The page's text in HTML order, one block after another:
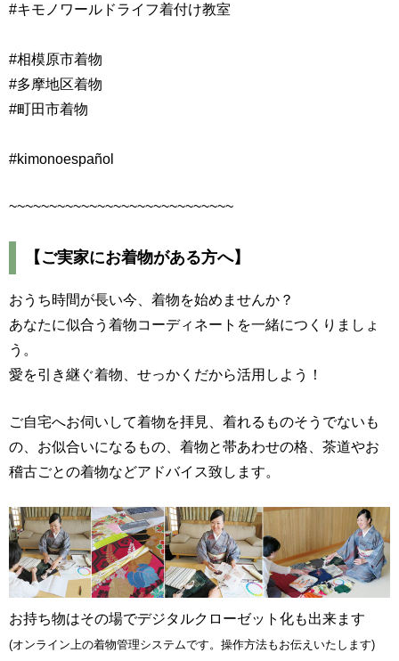
#キモノワールドライフ着付け教室
#相模原市着物
#多摩地区着物
#町田市着物
#kimonoespañol
~~~~~~~~~~~~~~~~~~~~~~~~~~~~
【ご実家にお着物がある方へ】
おうち時間が長い今、着物を始めませんか？
あなたに似合う着物コーディネートを一緒につくりましょ
う。
愛を引き継ぐ着物、せっかくだから活用しよう！
ご自宅へお伺いして着物を拝見、着れるものそうでないも
の、お似合いになるもの、着物と帯あわせの格、茶道やお
稽古ごとの着物などアドバイス致します。
お持ち物はその場でデジタルクローゼット化も出来ます
(オンライン上の着物管理システムです。操作方法もお伝えいたします)